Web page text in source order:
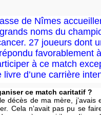
de Nîmes
noms du
27 joueurs dont
favorablement
à ce match
d’une carrière
ce match caritatif ?
de ma mère, j’avais
Cela n’avait pas pu se